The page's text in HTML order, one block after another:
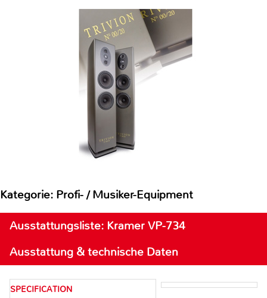
Kategorie: Profi- / Musiker-Equipment
Ausstattungsliste: Kramer VP-734
Ausstattung & technische Daten
SPECIFICATION